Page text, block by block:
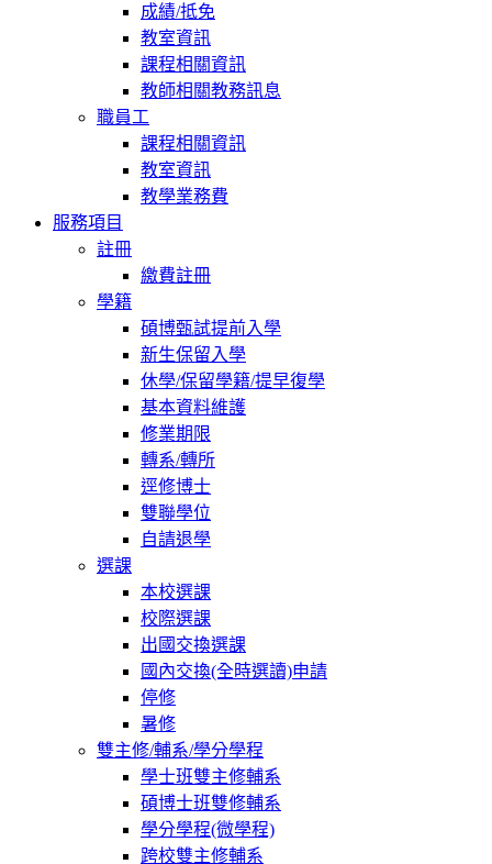
成績/抵免
教室資訊
課程相關資訊
教師相關教務訊息
職員工
課程相關資訊
教室資訊
教學業務費
服務項目
註冊
繳費註冊
學籍
碩博甄試提前入學
新生保留入學
休學/保留學籍/提早復學
基本資料維護
修業期限
轉系/轉所
逕修博士
雙聯學位
自請退學
選課
本校選課
校際選課
出國交換選課
國內交換(全時選讀)申請
停修
暑修
雙主修/輔系/學分學程
學士班雙主修輔系
碩博士班雙修輔系
學分學程(微學程)
跨校雙主修輔系